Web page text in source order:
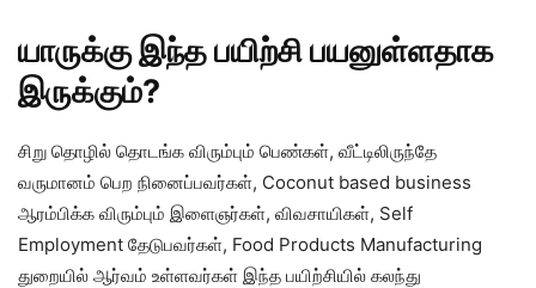
யாருக்கு இந்த பயிற்சி பயனுள்ளதாக
இருக்கும்?
சிறு தொழில் தொடங்க விரும்பும் பெண்கள், வீட்டிலிருந்தே
வருமானம் பெற நினைப்பவர்கள், Coconut based business
ஆரம்பிக்க விரும்பும் இளைஞர்கள், விவசாயிகள், Self
Employment தேடுபவர்கள், Food Products Manufacturing
துறையில் ஆர்வம் உள்ளவர்கள் இந்த பயிற்சியில் கலந்து